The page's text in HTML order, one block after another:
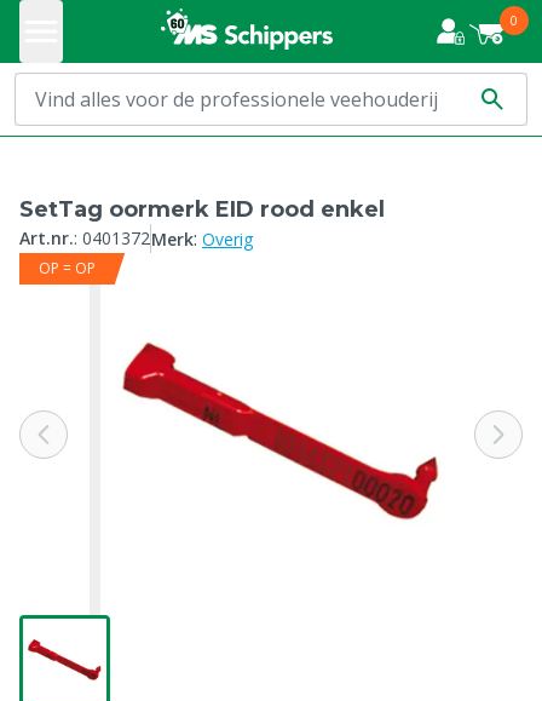
0
SetTag oormerk EID rood enkel
Art.nr.: 0401372Merk: Overig
OP = OP